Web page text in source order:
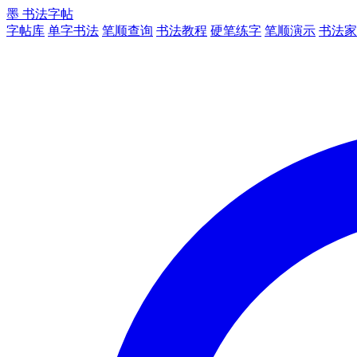
墨 书法字帖
字帖库 单字书法 笔顺查询 书法教程 硬笔练字 笔顺演示 书法家